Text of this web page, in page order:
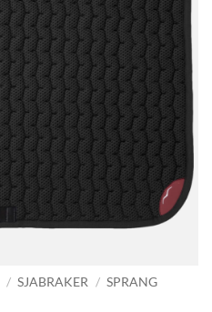
/ SJABRAKER / SPRANG